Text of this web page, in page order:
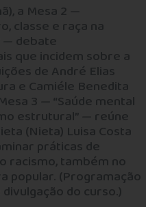
a Mesa 2 —
classe e raça na
— debate
que incidem sobre a
de André Elias
e Camiéle Benedita
3 — “Saúde mental
estrutural” — reúne
(Nieta) Luisa Costa
práticas de
racismo, também no
popular. (Programação
do curso.)